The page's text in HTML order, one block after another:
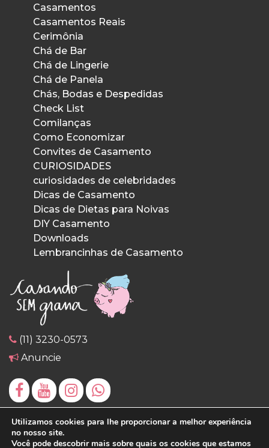
Casamentos
Casamentos Reais
Cerimônia
Chá de Bar
Chá de Lingerie
Chá de Panela
Chás, Bodas e Despedidas
Check List
Comilanças
Como Economizar
Convites de Casamento
CURIOSIDADES
curiosidades de celebridades
Dicas de Casamento
Dicas de Dietas para Noivas
DIY Casamento
Downloads
Lembrancinhas de Casamento
(11) 3230-0573
Anuncie
Utilizamos cookies para lhe proporcionar a melhor experiência
no nosso site.
Você pode descobrir mais sobre quais os cookies que estamos